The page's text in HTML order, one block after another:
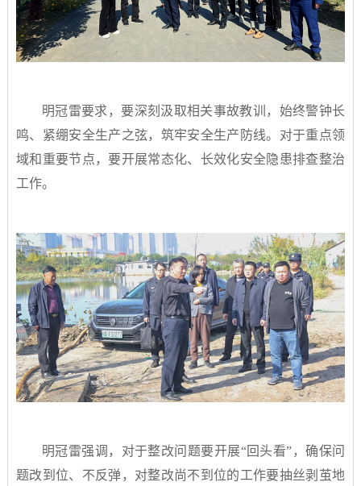
明冠雷要求，要深刻汲取相关事故教训，始终警钟长
鸣、紧绷安全生产之弦，筑牢安全生产防线。对于重点领
域和重要节点，要开展常态化、长效化安全隐患排查整治
工作。
明冠雷强调，对于整改问题要开展“回头看”，确保问
题改到位、不反弹，对整改尚不到位的工作要抽丝剥茧地